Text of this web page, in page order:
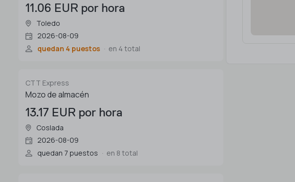
11.06 EUR por hora
Toledo
2026-08-09
quedan 4 puestos
en 4 total
CTT Express
Mozo de almacén
13.17 EUR por hora
Coslada
2026-08-09
quedan 7 puestos
en 8 total